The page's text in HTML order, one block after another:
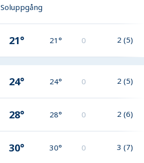
Soluppgång
21° 21° 0 2 (5)
24° 24° 0 2 (5)
28° 28° 0 2 (6)
30° 30° 0 3 (7)